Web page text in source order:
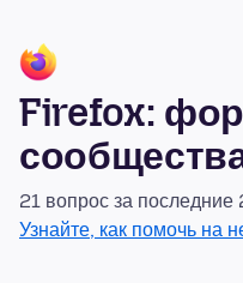
Firefox:
21 вопрос за последние
Узнайте, как помочь на